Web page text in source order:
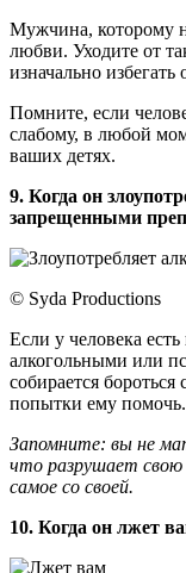
Мужчина, которому
любви. Уходите от
изначально
Помните, если
слабому, в любой
ваших детях.
9. Когда он
запрещенными
© Syda Productions
Если у человека
алкогольными или
собирается бороться
попытки ему помочь.
Запомните: вы не
что разрушает
самое со своей.
10. Когда он лжет